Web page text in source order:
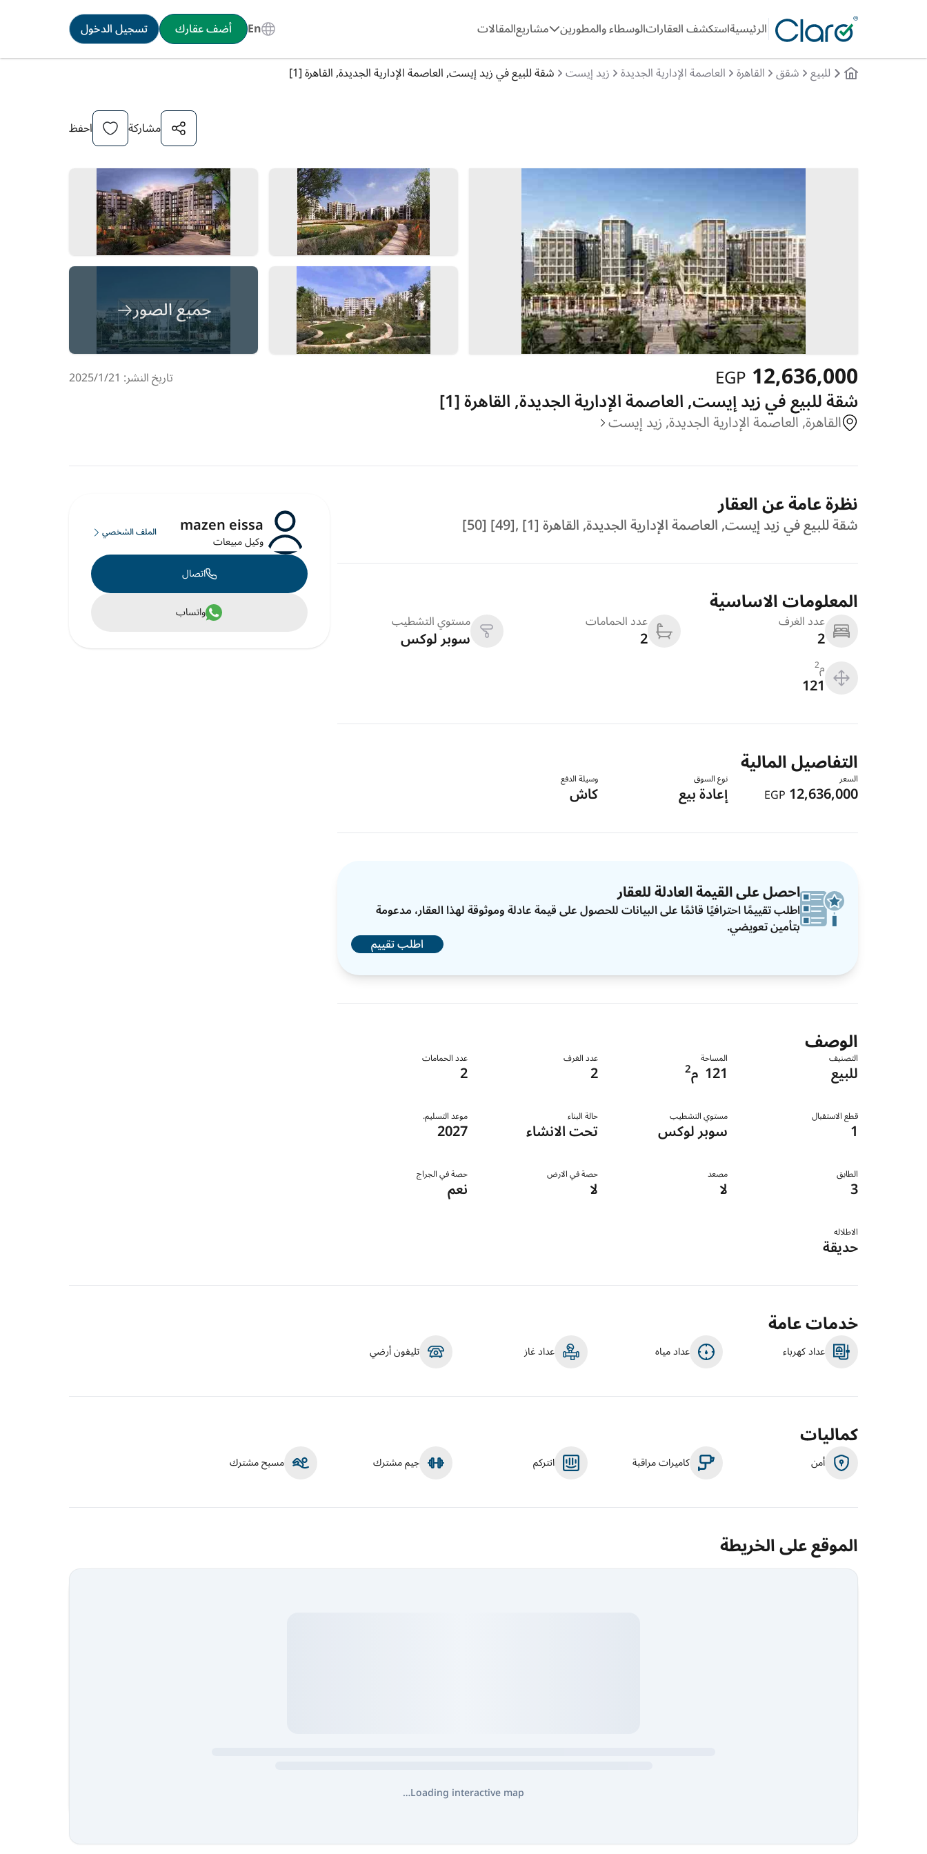
الرئيسيةاستكشف العقاراتالوسطاء والمطورين مشاريعالمقالات En أضف عقارك
تسجيل الدخول
للبيع شقق القاهرة العاصمة الإدارية الجديدة زيد إيست شقة للبيع في زيد إيست, العاصمة الإدارية الجديدة, القاهرة [1]
مشاركة احفظ
جميع الصور
12,636,000
EGP تاريخ النشر: 21‏‏/1‏‏/2025
شقة للبيع في زيد إيست, العاصمة الإدارية الجديدة, القاهرة [1]
القاهرة, العاصمة الإدارية الجديدة, زيد إيست
نظرة عامة عن العقار
شقة للبيع في زيد إيست, العاصمة الإدارية الجديدة, القاهرة [1] ,[49] [50]
المعلومات الاساسية
عدد الغرف
2
عدد الحمامات
2
مستوي التشطيب
سوبر لوكس
م2
121
التفاصيل المالية
السعر
12,636,000
EGP
نوع السوق
إعادة بيع
وسيلة الدفع
كاش
احصل على القيمة العادلة للعقار
اطلب تقييمًا احترافيًا قائمًا على البيانات للحصول على قيمة عادلة وموثوقة لهذا العقار، مدعومة
بتأمين تعويضي.
اطلب تقييم
الوصف
التصنيف
للبيع
المساحة
121 م2 عدد الغرف
2
عدد الحمامات
2
قطع الاستقبال
1
مستوي التشطيب
سوبر لوكس
حالة البناء
تحت الانشاء
موعد التسليم.
2027
الطابق
3
مصعد
لا
حصة في الارض
لا
حصة في الجراج
نعم
الاطلاله
حديقة
mazen eissa
وكيل مبيعات الملف الشخصي
اتصال
واتساب
خدمات عامة
عداد كهرباء عداد مياه عداد غاز تليفون أرضي
كماليات
أمن كاميرات مراقبة انتركم جيم مشترك مسبح مشترك
الموقع على الخريطة
Loading interactive map…